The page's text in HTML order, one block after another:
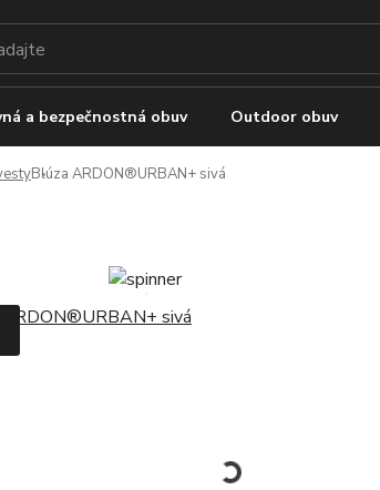
a bezpečnostná obuv Outdoor obuv
Blúza ARDON®URBAN+ sivá